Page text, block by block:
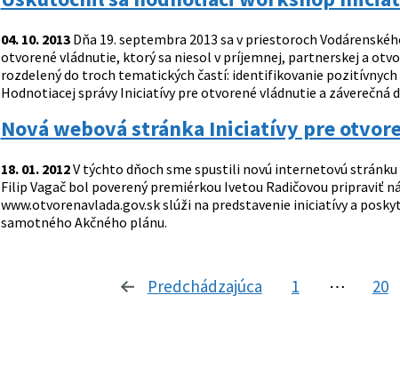
04. 10. 2013Dňa 19. septembra 2013 sa v priestoroch
otvorené vládnutie, ktorý sa niesol v príjemnej, partnerskej a
rozdelený do troch tematických častí: identifikovanie
Hodnotiacej správy Iniciatívy pre otvorené vládnutie a záverečná
Nová webová stránka Iniciatívy pre
18. 01. 2012V týchto dňoch sme spustili novú internetovú stránku
Filip Vagač bol poverený premiérkou Ivetou Radičovou pripraviť
www.otvorenavlada.gov.sk slúži na predstavenie iniciatívy a
samotného Akčného plánu.
Predchádzajúca stránka
1 ⋯ 20